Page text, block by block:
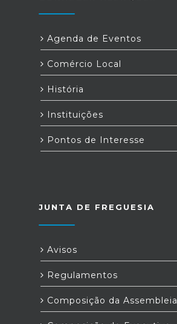
Agenda de Eventos
Comércio Local
História
Instituições
Pontos de Interesse
JUNTA DE FREGUESIA
Avisos
Regulamentos
Composição da Assembleia